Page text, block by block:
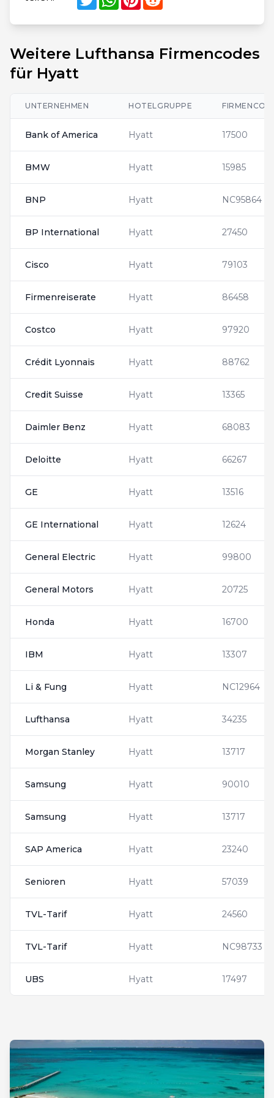
Weitere Lufthansa Firmencodes
für Hyatt
UNTERNEHMEN HOTELGRUPPE
Bank of America Hyatt 17500
BMW Hyatt 15985
BNP Hyatt NC95864
BP International Hyatt 27450
Cisco Hyatt 79103
Firmenreiserate Hyatt 86458
Costco Hyatt 97920
Crédit Lyonnais Hyatt 88762
Credit Suisse Hyatt 13365
Daimler Benz Hyatt 68083
Deloitte Hyatt 66267
GE Hyatt 13516
GE International Hyatt 12624
General Electric Hyatt 99800
General Motors Hyatt 20725
Honda Hyatt 16700
IBM Hyatt 13307
Li & Fung Hyatt NC12964
Lufthansa Hyatt 34235
Morgan Stanley Hyatt 13717
Samsung Hyatt 90010
Samsung Hyatt 13717
SAP America Hyatt 23240
Senioren Hyatt 57039
TVL-Tarif Hyatt 24560
TVL-Tarif Hyatt NC98733
UBS Hyatt 17497